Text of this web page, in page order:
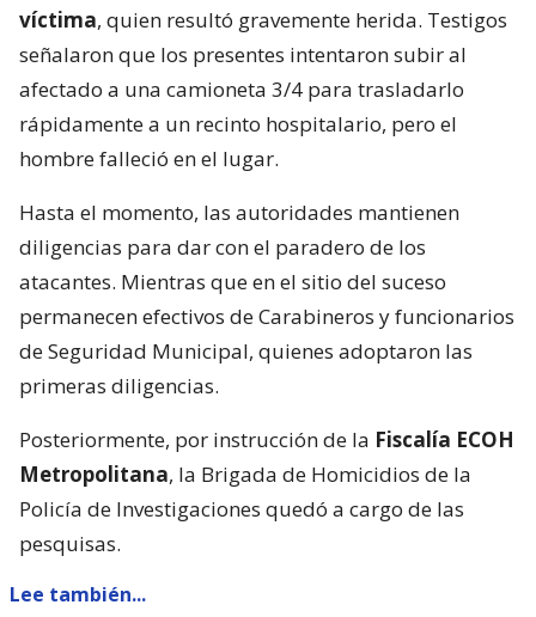
víctima, quien resultó gravemente herida. Testigos
señalaron que los presentes intentaron subir al
afectado a una camioneta 3/4 para trasladarlo
rápidamente a un recinto hospitalario, pero el
hombre falleció en el lugar.
Hasta el momento, las autoridades mantienen
diligencias para dar con el paradero de los
atacantes. Mientras que en el sitio del suceso
permanecen efectivos de Carabineros y funcionarios
de Seguridad Municipal, quienes adoptaron las
primeras diligencias.
Posteriormente, por instrucción de la Fiscalía ECOH
Metropolitana, la Brigada de Homicidios de la
Policía de Investigaciones quedó a cargo de las
pesquisas.
Lee también...